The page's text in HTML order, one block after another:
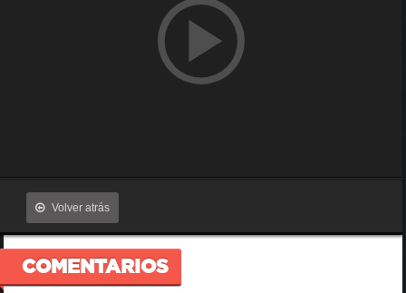
Volver atrás
COMENTARIOS